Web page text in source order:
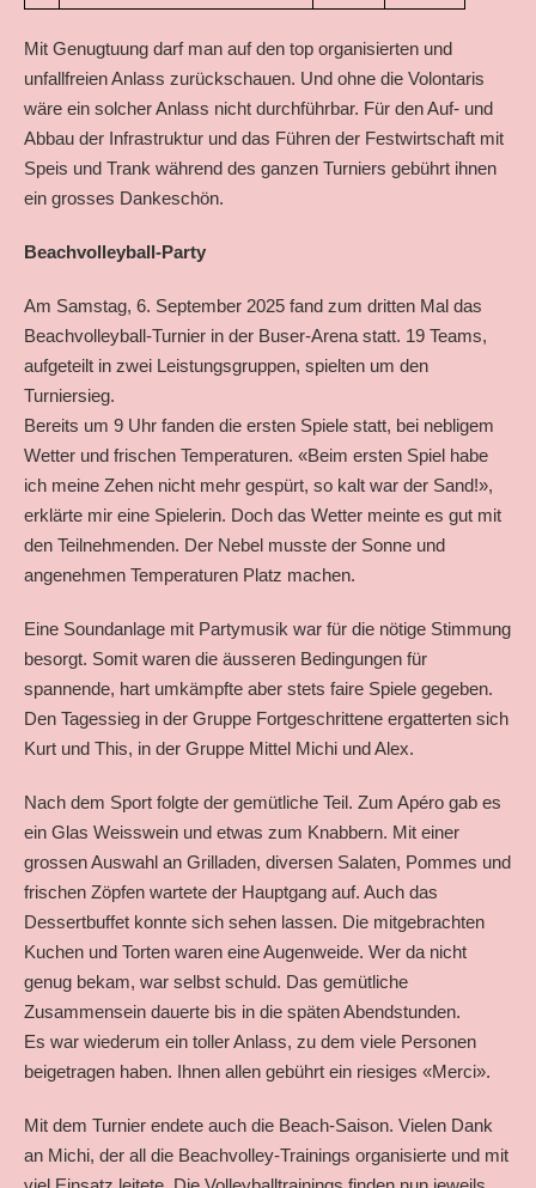
Mit Genugtuung darf man auf den top organisierten und
unfallfreien Anlass zurückschauen. Und ohne die Volontaris
wäre ein solcher Anlass nicht durchführbar. Für den Auf- und
Abbau der Infrastruktur und das Führen der Festwirtschaft mit
Speis und Trank während des ganzen Turniers gebührt ihnen
ein grosses Dankeschön.
Beachvolleyball-Party
Am Samstag, 6. September 2025 fand zum dritten Mal das
Beachvolleyball-Turnier in der Buser-Arena statt. 19 Teams,
aufgeteilt in zwei Leistungsgruppen, spielten um den
Turniersieg.
Bereits um 9 Uhr fanden die ersten Spiele statt, bei nebligem
Wetter und frischen Temperaturen. «Beim ersten Spiel habe
ich meine Zehen nicht mehr gespürt, so kalt war der Sand!»,
erklärte mir eine Spielerin. Doch das Wetter meinte es gut mit
den Teilnehmenden. Der Nebel musste der Sonne und
angenehmen Temperaturen Platz machen.
Eine Soundanlage mit Partymusik war für die nötige Stimmung
besorgt. Somit waren die äusseren Bedingungen für
spannende, hart umkämpfte aber stets faire Spiele gegeben.
Den Tagessieg in der Gruppe Fortgeschrittene ergatterten sich
Kurt und This, in der Gruppe Mittel Michi und Alex.
Nach dem Sport folgte der gemütliche Teil. Zum Apéro gab es
ein Glas Weisswein und etwas zum Knabbern. Mit einer
grossen Auswahl an Grilladen, diversen Salaten, Pommes und
frischen Zöpfen wartete der Hauptgang auf. Auch das
Dessertbuffet konnte sich sehen lassen. Die mitgebrachten
Kuchen und Torten waren eine Augenweide. Wer da nicht
genug bekam, war selbst schuld. Das gemütliche
Zusammensein dauerte bis in die späten Abendstunden.
Es war wiederum ein toller Anlass, zu dem viele Personen
beigetragen haben. Ihnen allen gebührt ein riesiges «Merci».
Mit dem Turnier endete auch die Beach-Saison. Vielen Dank
an Michi, der all die Beachvolley-Trainings organisierte und mit